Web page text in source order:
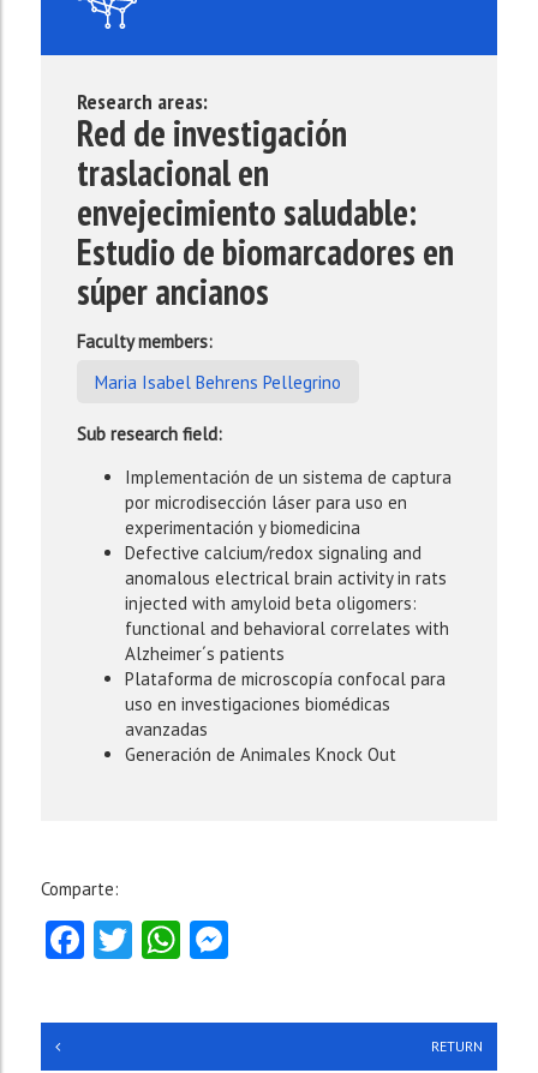
Research areas:
Red de investigación
traslacional en
envejecimiento saludable:
Estudio de biomarcadores en
súper ancianos
Faculty members:
Maria Isabel Behrens Pellegrino
Sub research field:
Implementación de un sistema de captura
por microdisección láser para uso en
experimentación y biomedicina
Defective calcium/redox signaling and
anomalous electrical brain activity in rats
injected with amyloid beta oligomers:
functional and behavioral correlates with
Alzheimer´s patients
Plataforma de microscopía confocal para
uso en investigaciones biomédicas
avanzadas
Generación de Animales Knock Out
Comparte:
Facebook
TwitterWhatsApp
Messenger
RETURN